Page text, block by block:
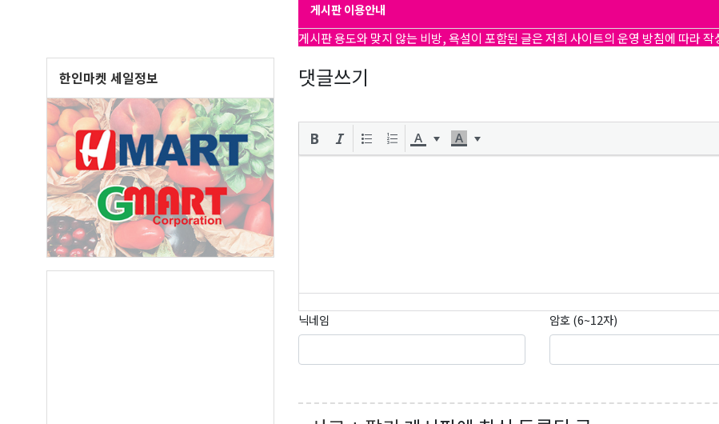
한인마켓 세일정보
게시판 이용안내
게시판 용도와 맞지 않는 비방, 욕설이 포함된 글은 저희 사이트의 운영 방침에 따라
댓글쓰기
닉네임 암호 (6~12자)
오레곤K 뉴스레터 구독
매주 오레곤K 뉴스레터를 통해 다양한 로컬소식과 오레곤 한인 사회 정
Last Name